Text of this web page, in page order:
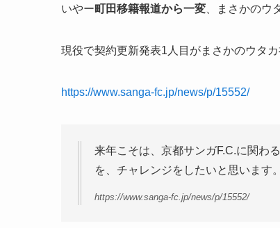
いやー町田移籍報道から一変、まさかのウ
現役で契約更新発表1人目がまさかのウタ
https://www.sanga-fc.jp/news/p/15552/
来年こそは、京都サンガF.C.に関わ
を、チャレンジをしたいと思います。
https://www.sanga-fc.jp/news/p/15552/